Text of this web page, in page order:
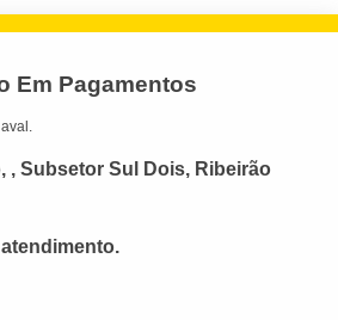
Em Pagamentos
, Subsetor Sul Dois, Ribeirão